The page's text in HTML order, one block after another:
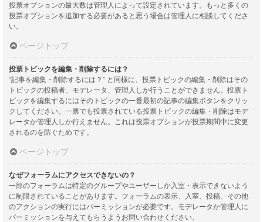
投票オプションの最大数は管理人によって設定されています。もっと多くの
投票オプションを追加する必要があると思う場合は管理人に相談してくださ
い。
ページトップ
投票トピックを編集・削除するには？
“記事を編集・削除するには？” と同様に、投票トピックの編集・削除はその
トピックの投稿者、モデレータ、管理人しか行うことができません。投票ト
ピックを編集するにはそのトピックの一番最初の記事の編集ボタンをクリッ
クしてください。一票でも投票されている投票トピックの編集・削除はモデ
レータか管理人しか行えません。これは投票オプションが投票期間中に変更
されるのを防ぐためです。
ページトップ
なぜフォーラムにアクセスできないの？
一部のフォーラムは特定のグループやユーザーしか入室・表示できないよう
に制限されていることがあります。フォーラムの表示、入室、投稿、その他
のアクションの実行にはパーミッションが必要です。モデレータか管理人に
パーミッションを与えてもらうようお問い合わせください。